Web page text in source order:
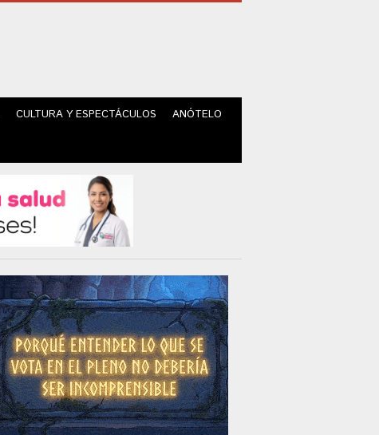
CULTURA Y ESPECTÁCULOS ANÓTELO